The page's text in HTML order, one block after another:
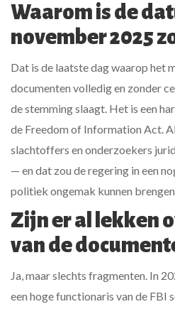
Waarom is de
november 2025
Dat is de laatste dag waarop het
documenten volledig en zonder
de stemming slaagt. Het is een
de Freedom of Information Act.
slachtoffers en onderzoekers
— en dat zou de regering in een
politiek ongemak kunnen
Zijn er al lekken
van de
Ja, maar slechts fragmenten. In
een hoge functionaris van de FBI